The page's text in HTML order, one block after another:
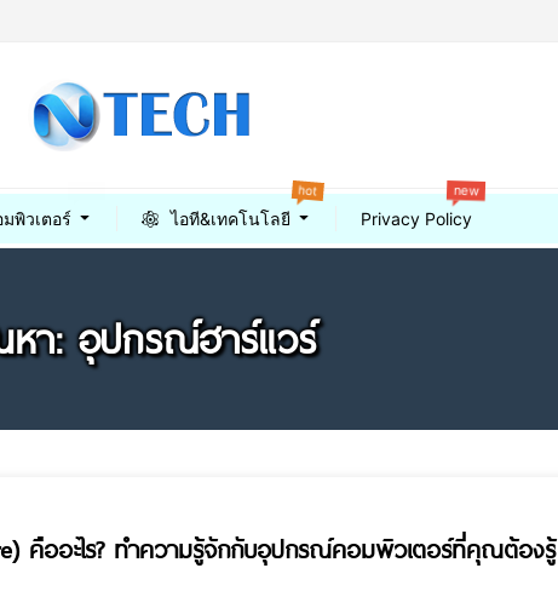
พิวเตอร์ ไอที&เทคโนโลยี
hot
Privacy Policy
new
หา: อุปกรณ์ฮาร์แวร์
คืออะไร? ทำความรู้จักกับอุปกรณ์คอมพิวเตอร์ที่คุณต้องรู้